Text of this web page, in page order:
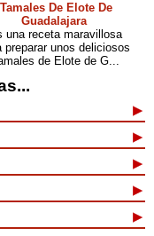
Tamales De Elote De
Guadalajara
una receta maravillosa
preparar unos deliciosos
de Elote de G...